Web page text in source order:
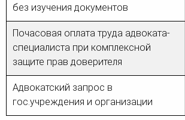
без изучения документов
Почасовая оплата труда адвоката-
специалиста при комплексной
защите прав доверителя
Адвокатский запрос в
гос.учреждения и организации